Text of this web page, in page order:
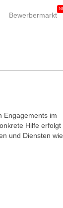
Bewerbermarkt
Engagements im
Hilfe erfolgt
und Diensten wie